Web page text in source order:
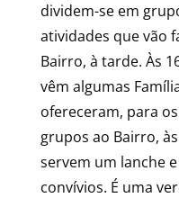
dividem-se em
atividades que vão
Bairro, à tarde. Às
vêm algumas
ofereceram, para
grupos ao Bairro,
servem um lanche
convívios. É uma